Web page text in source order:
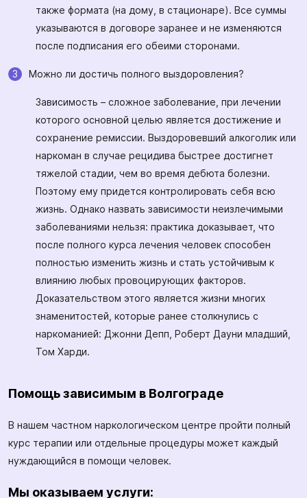
также формата (на дому, в стационаре). Все суммы
указываются в договоре заранее и не изменяются
после подписания его обеими сторонами.
Можно ли достичь полного выздоровления?
Зависимость – сложное заболевание, при лечении
которого основной целью является достижение и
сохранение ремиссии. Выздоровевший алкоголик или
наркоман в случае рецидива быстрее достигнет
тяжелой стадии, чем во время дебюта болезни.
Поэтому ему придется контролировать себя всю
жизнь. Однако назвать зависимости неизлечимыми
заболеваниями нельзя: практика доказывает, что
после полного курса лечения человек способен
полностью изменить жизнь и стать устойчивым к
влиянию любых провоцирующих факторов.
Доказательством этого является жизни многих
знаменитостей, которые ранее столкнулись с
наркоманией: Джонни Депп, Роберт Дауни младший,
Том Харди.
Помощь зависимым в Волгограде
В нашем частном наркологическом центре пройти полный
курс терапии или отдельные процедуры может каждый
нуждающийся в помощи человек.
Мы оказываем услуги: